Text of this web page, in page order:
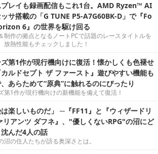
レイも録画配信もこれ1台。AMD Ryzen™ AI
サ搭載の「G TUNE P5-A7G60BK-D」で『Fo
6』の世界を駆け回る
制作の拠点となるノートPCで話題のレースタイトルを
放熱性能もチェックしました！
第1作が現行機向けに復活！懐かしくも色褪せ
ルドセプト ザ ファースト』遊びやすい機能も
あらためて“原典”に触れるのにぴったり
第1作が現行機向けの新機能を備えて復活！
は楽しいものだ」 ─『FF11』と『ウィザードリ
リアンツ ダフネ』、"優しくないRPG"の沼にど
んだ4人の話
沼の住人たちが語る奥深さとは。